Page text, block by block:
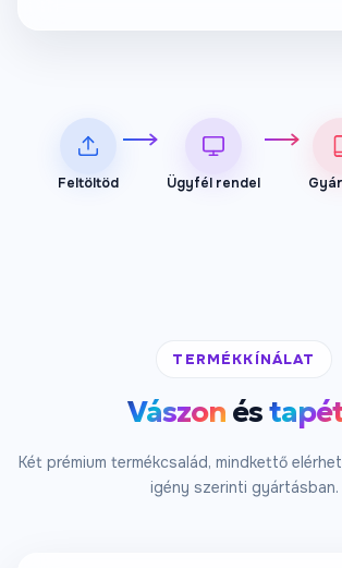
Feltöltöd Ügyfél rendel
TERMÉKKÍNÁLAT
Vászon és
Két prémium termékcsalád, mindkettő
igény szerinti gyártásban.